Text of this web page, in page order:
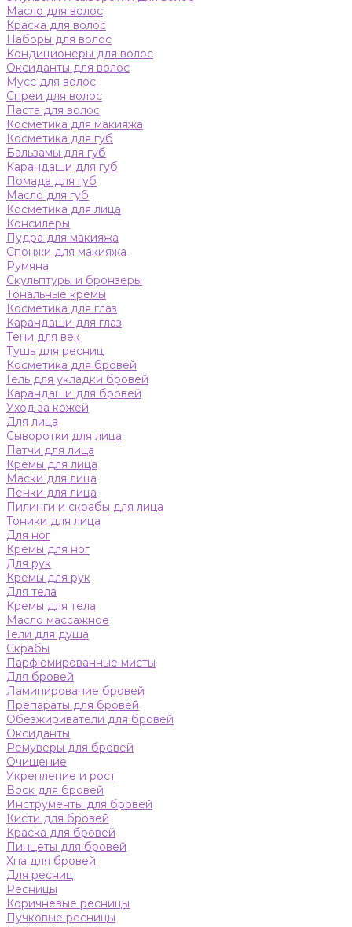
Масло для волос
Краска для волос
Наборы для волос
Кондиционеры для волос
Оксиданты для волос
Мусс для волос
Спреи для волос
Паста для волос
Косметика для макияжа
Косметика для губ
Бальзамы для губ
Карандаши для губ
Помада для губ
Масло для губ
Косметика для лица
Консилеры
Пудра для макияжа
Спонжи для макияжа
Румяна
Скульптуры и бронзеры
Тональные кремы
Косметика для глаз
Карандаши для глаз
Тени для век
Тушь для ресниц
Косметика для бровей
Гель для укладки бровей
Карандаши для бровей
Уход за кожей
Для лица
Сыворотки для лица
Патчи для лица
Кремы для лица
Маски для лица
Пенки для лица
Пилинги и скрабы для лица
Тоники для лица
Для ног
Кремы для ног
Для рук
Кремы для рук
Для тела
Кремы для тела
Масло массажное
Гели для душа
Скрабы
Парфюмированные мисты
Для бровей
Ламинирование бровей
Препараты для бровей
Обезжириватели для бровей
Оксиданты
Ремуверы для бровей
Очищение
Укрепление и рост
Воск для бровей
Инструменты для бровей
Кисти для бровей
Краска для бровей
Пинцеты для бровей
Хна для бровей
Для ресниц
Ресницы
Коричневые ресницы
Пучковые ресницы